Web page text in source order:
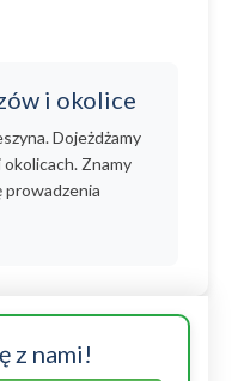
i okolice
Dojeżdżamy
okolicach. Znamy
prowadzenia
z nami!